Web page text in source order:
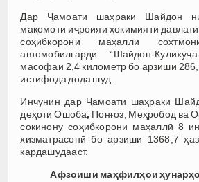
Дар Ҷамоати шаҳраки Шайдон
мақомоти иҷроияи ҳокимияти
соҳибкорони маҳаллӣ
автомобилгарди “Шайдон-
масофаи 2,4 километр бо арзиши
истифода дода шуд.
Инчунин дар Ҷамоати шаҳраки
деҳоти Ошоба, Понғоз, Меҳробод ва
сокинону соҳибкорони маҳаллӣ 8
хизматрасонӣ бо арзиши 1368,7
кардашудааст.
Афзоиши маҳфилҳоиҳунарҳ